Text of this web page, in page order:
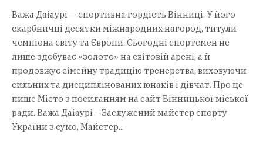
Важа Даіаурі — спортивна гордість Вінниці. У його
скарбничці десятки міжнародних нагород, титули
чемпіона світу та Європи. Сьогодні спортсмен не
лише здобуває «золото» на світовій арені, а й
продовжує сімейну традицію тренерства, виховуючи
сильних та дисциплінованих юнаків і дівчат. Про це
пише Місто з посиланням на сайт Вінницької міської
ради. Важа Даіаурі – Заслужений майстер спорту
України з сумо, Майстер...